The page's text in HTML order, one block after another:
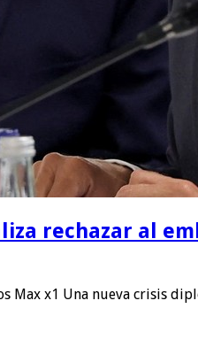
rechazar al
Max x1 Una nueva crisis